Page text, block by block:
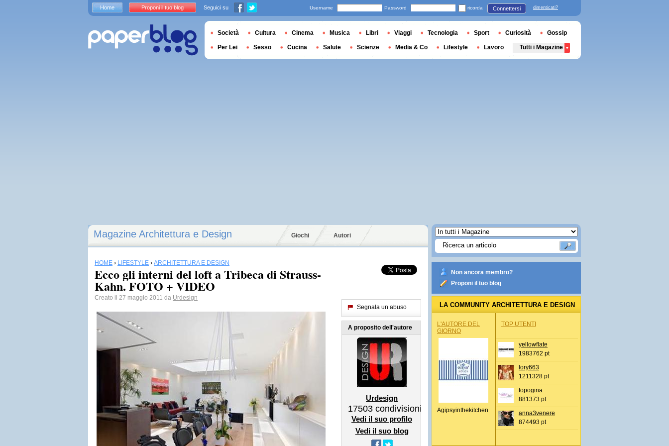
Magazine Architettura e Design Giochi Autori
HOME › LIFESTYLE › ARCHITETTURA E DESIGN
Ecco gli interni del loft a Tribeca di Strauss-
Kahn. FOTO + VIDEO
Creato il 27 maggio 2011 da Urdesign
Segnala un abuso
A proposito dell'autore
Urdesign
17503 condivisioni
Vedi il suo profilo
Vedi il suo blog
Non ancora membro?
Proponi il tuo blog
LA COMMUNITY ARCHITETTURA E DESIGN
L'AUTORE DEL
GIORNO
Agipsyinthekitchen
TOP UTENTI
yellowflate
1983762 pt
lory663
1211328 pt
topogina
881373 pt
anna3venere
874493 pt
Home Proponi il tuo blog Seguici su Username Password ricorda Connettersi dimenticati?
Società Cultura Cinema Musica Libri Viaggi Tecnologia Sport Curiosità Gossip
Per Lei Sesso Cucina Salute Scienze Media & Co Lifestyle Lavoro Tutti i Magazine